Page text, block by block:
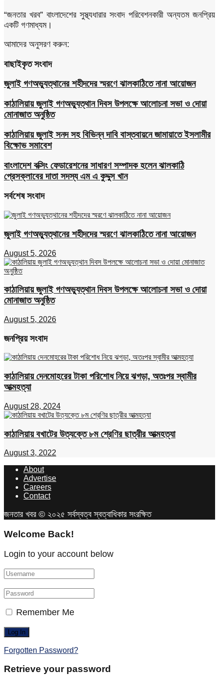
“জনতার খরব” বাংলাদেশের সুস্থ্যধারার সংবাদ পরিবেশনকারী অন্যতম জনপ্রিয়
একটি গণমাধ্যম।
আমাদের অনুসরণ করুন:
বাছাইকৃত সংবাদ
জুলাই গণঅভ্যুত্থানের শহীদদের স্মরণে ঝালকাঠিতে নানা আয়োজন
কাঠালিয়ায় জুলাই গণঅভ্যুত্থান দিবস উপলক্ষে আলোচনা সভা ও দোয়া
মোনাজাত অনুষ্ঠিত
কাঠালিয়ায় জুলাই সনদ সহ বিভিন্ন দাবি বাস্তবায়নে জামায়াতে ইসলামীর
বিক্ষোভ সমাবেশ
বাংলাদেশ বক্সিং ফেডারেশনের সাধারণ সম্পাদক হলেন ঝালকাঠি
প্রেসক্লাবের দাতা সদস্য এম এ কুদ্দুস খান
সর্বশেষ সংবাদ
জুলাই গণঅভ্যুত্থানের শহীদদের স্মরণে ঝালকাঠিতে নানা আয়োজন
August 5, 2026
কাঠালিয়ায় জুলাই গণঅভ্যুত্থান দিবস উপলক্ষে আলোচনা সভা ও দোয়া
মোনাজাত অনুষ্ঠিত
August 5, 2026
জনপ্রিয় সংবাদ
কাঠালিয়ায় দেনমোহরের টাকা পরিশোধ নিয়ে ঝগড়া, অতঃপর স্বামীর
আত্মহত্যা
August 28, 2024
কাঠালিয়ায় বখাটের উত্যক্তে ৮ম শ্রেণির ছাত্রীর আত্মহত্যা
August 3, 2022
About
Advertise
Careers
Contact
জনতার খবর © ২০২৫ সর্বস্বত্ব স্বত্বাধিকার সংরক্ষিত
Welcome Back!
Login to your account below
Remember Me
Forgotten Password?
Retrieve your password